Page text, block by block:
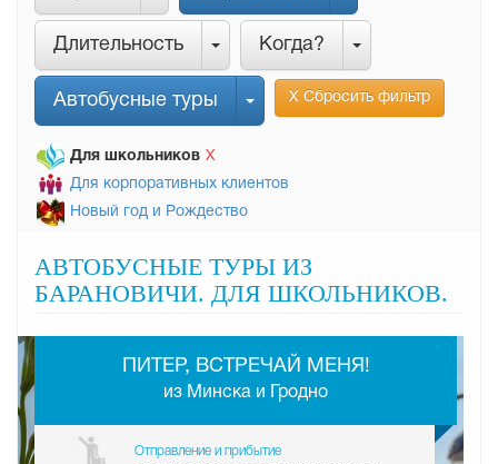
Длительность Когда?
Автобусные туры Х Сбросить фильтр
Для школьников Х
Для корпоративных клиентов
Новый год и Рождество
АВТОБУСНЫЕ ТУРЫ ИЗ
БАРАНОВИЧИ. ДЛЯ ШКОЛЬНИКОВ.
ПИТЕР, ВСТРЕЧАЙ МЕНЯ!
из Минска и Гродно
Отправление и прибытие
-